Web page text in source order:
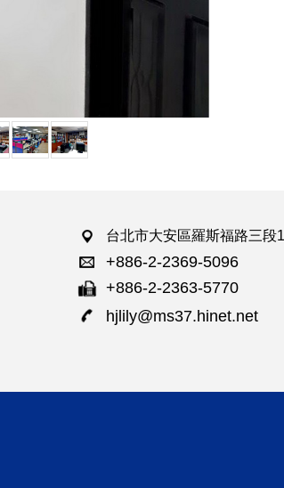
台北市大安區羅斯福路三段
+886-2-2369-5096
+886-2-2363-5770
hjlily@ms37.hinet.net